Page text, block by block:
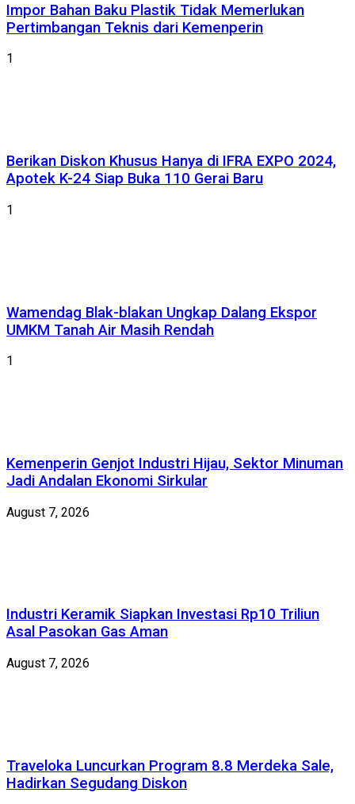
Impor Bahan Baku Plastik Tidak Memerlukan
Pertimbangan Teknis dari Kemenperin
1
Berikan Diskon Khusus Hanya di IFRA EXPO 2024,
Apotek K-24 Siap Buka 110 Gerai Baru
1
Wamendag Blak-blakan Ungkap Dalang Ekspor
UMKM Tanah Air Masih Rendah
1
Kemenperin Genjot Industri Hijau, Sektor Minuman
Jadi Andalan Ekonomi Sirkular
August 7, 2026
Industri Keramik Siapkan Investasi Rp10 Triliun
Asal Pasokan Gas Aman
August 7, 2026
Traveloka Luncurkan Program 8.8 Merdeka Sale,
Hadirkan Segudang Diskon